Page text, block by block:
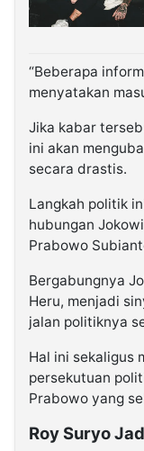
“Beberapa
menyatakan
Jika kabar
ini akan
secara drastis.
Langkah politik
hubungan
Prabowo
Bergabungnya
Heru, menjadi
jalan politiknya
Hal ini sekaligus
persekutuan
Prabowo yang
Roy Suryo